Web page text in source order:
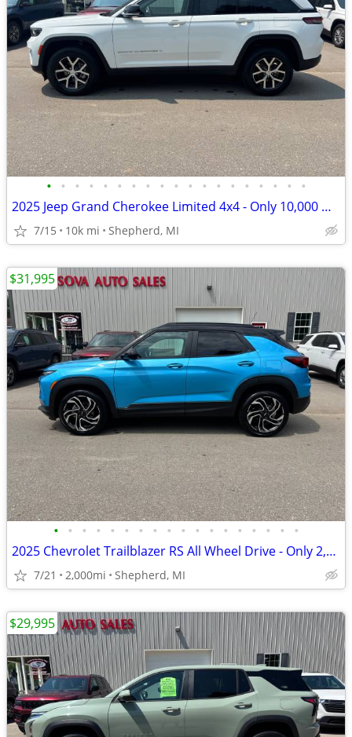
• • • • • • • • • • • • • • • • • • •
2025 Jeep Grand Cherokee Limited 4x4 - Only 10,000 Miles
7/15 10k mi Shepherd, MI
• • • • • • • • • • • • • • • • • •
2025 Chevrolet Trailblazer RS All Wheel Drive - Only 2,000 Miles
7/21 2,000mi Shepherd, MI
$31,995
$29,995